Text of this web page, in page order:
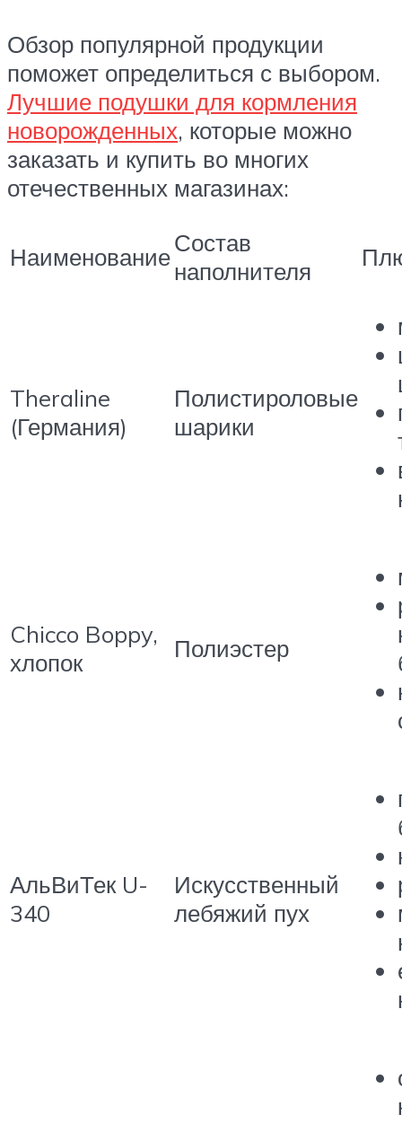
Обзор популярной продукции
поможет определиться с выбором.
Лучшие подушки для кормления
новорожденных, которые можно
заказать и купить во многих
отечественных магазинах:
НаименованиеСостав
наполнителя
Theraline
(Германия)
Полистироловые
шарики
Chicco Boppy,
хлопок
Полиэстер
АльВиТек U-
340
Искусственный
лебяжий пух